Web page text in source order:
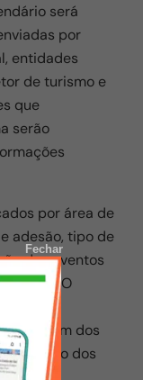
será
por
entidades
de turismo e
que
serão
por área de
adesão, tipo de
dos eventos
manual . O
além dos
dos
Fechar